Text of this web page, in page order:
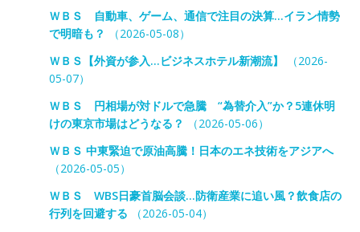
ＷＢＳ 自動車、ゲーム、通信で注目の決算…イラン情勢
で明暗も？
（2026-05-08）
ＷＢＳ【外資が参入…ビジネスホテル新潮流】
（2026-
05-07）
ＷＢＳ 円相場が対ドルで急騰 “為替介入”か？5連休明
けの東京市場はどうなる？
（2026-05-06）
ＷＢＳ 中東緊迫で原油高騰！日本のエネ技術をアジアへ
（2026-05-05）
ＷＢＳ WBS日豪首脳会談…防衛産業に追い風？飲食店の
行列を回避する （2026-05-04）